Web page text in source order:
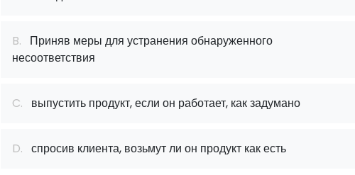
B. Приняв меры для устранения обнаруженного
несоответствия
C. выпустить продукт, если он работает, как задумано
D. спросив клиента, возьмут ли он продукт как есть